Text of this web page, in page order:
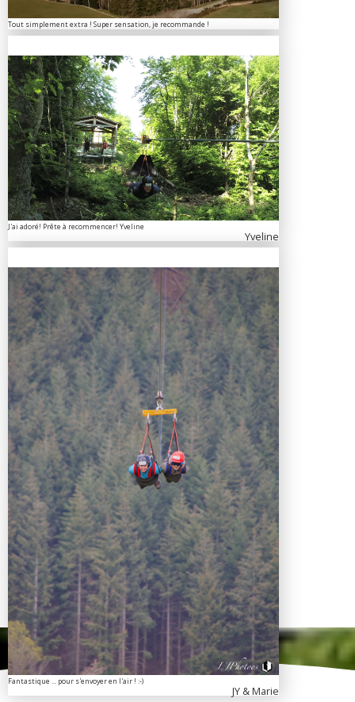
Tout simplement extra ! Super sensation, je recommande !
J'ai adoré! Prête à recommencer! Yveline
Yveline
Fantastique ... pour s'envoyer en l'air ! :-)
JY & Marie